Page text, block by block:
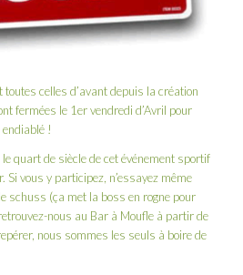
toutes celles d’avant depuis la création
fermées le 1er vendredi d’Avril pour
endiablé !
quart de siècle de cet événement sportif
vous y participez, n’essayez même
schuss (ça met la boss en rogne pour
nous au Bar à Moufle à partir de
nous sommes les seuls à boire de